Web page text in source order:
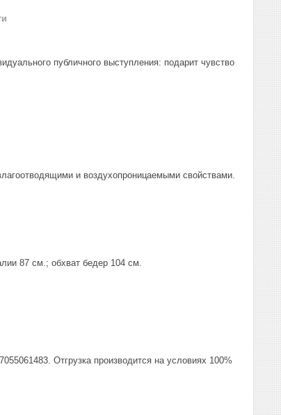
публичного выступления: подарит чувство
и воздухопроницаемыми свойствами.
87 см.; обхват бедер 104 см.
Отгрузка производится на условиях 100%